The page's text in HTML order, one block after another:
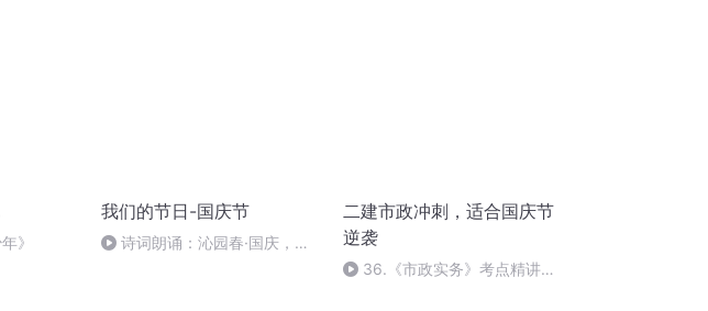
》
我们的节日-国庆节
诗词朗诵：沁园春·国庆，朗
二建市政冲刺，适合国庆节
逆袭
36.《市政实务》考点精讲第